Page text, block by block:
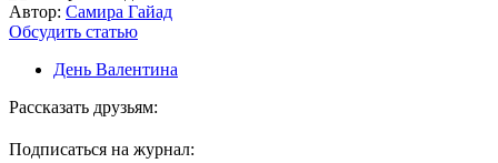
Автор: Самира Гайад
Обсудить статью
День Валентина
Рассказать друзьям:
Подписаться на журнал: